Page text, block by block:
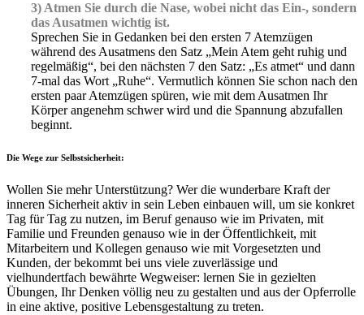
3) Atmen Sie durch die Nase, wobei nicht das Ein-, sondern
das Ausatmen wichtig ist.
Sprechen Sie in Gedanken bei den ersten 7 Atemzügen
während des Ausatmens den Satz „Mein Atem geht ruhig und
regelmäßig“, bei den nächsten 7 den Satz: „Es atmet“ und dann
7-mal das Wort „Ruhe“. Vermutlich können Sie schon nach den
ersten paar Atemzügen spüren, wie mit dem Ausatmen Ihr
Körper angenehm schwer wird und die Spannung abzufallen
beginnt.
Die Wege zur Selbstsicherheit:
Wollen Sie mehr Unterstützung? Wer die wunderbare Kraft der
inneren Sicherheit aktiv in sein Leben einbauen will, um sie konkret
Tag für Tag zu nutzen, im Beruf genauso wie im Privaten, mit
Familie und Freunden genauso wie in der Öffentlichkeit, mit
Mitarbeitern und Kollegen genauso wie mit Vorgesetzten und
Kunden, der bekommt bei uns viele zuverlässige und
vielhundertfach bewährte Wegweiser: lernen Sie in gezielten
Übungen, Ihr Denken völlig neu zu gestalten und aus der Opferrolle
in eine aktive, positive Lebensgestaltung zu treten.